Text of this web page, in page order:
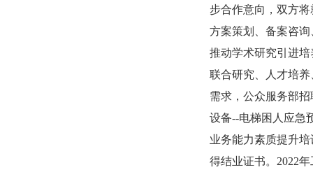
步合作意向，双方
方案策划、备案咨
推动学术研究引进
联合研究、人才培
需求，公众服务部
设备--电梯困人应急
业务能力素质提升
得结业证书。2022